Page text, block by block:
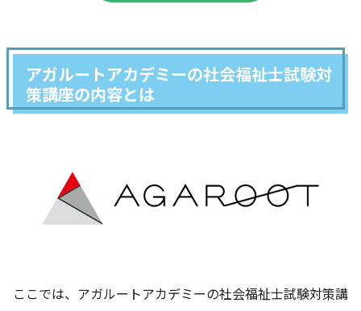
アガルートアカデミーの社会福祉士試験対
策講座の内容とは
ここでは、アガルートアカデミーの社会福祉士試験対策講